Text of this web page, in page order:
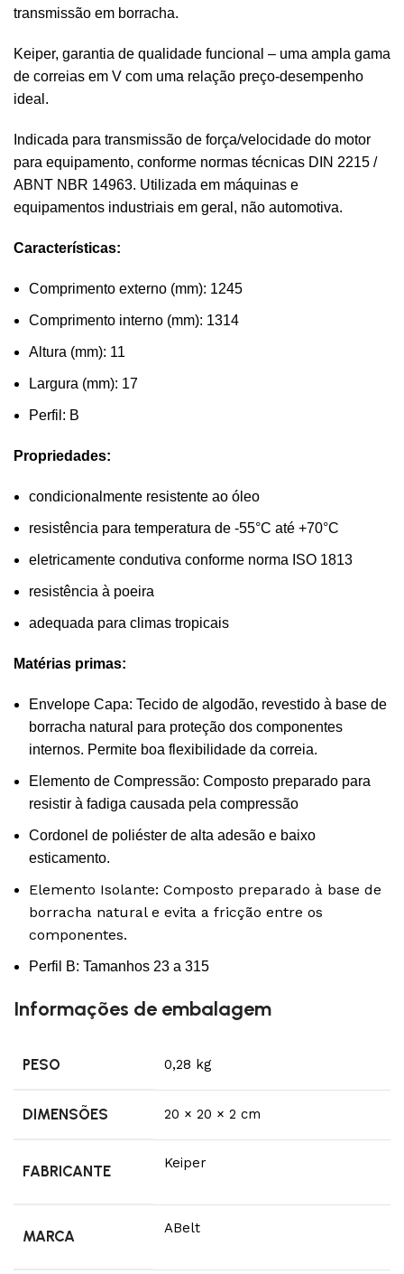
transmissão em borracha.
Keiper, garantia de qualidade funcional – uma ampla gama
de correias em V com uma relação preço-desempenho
ideal.
Indicada para transmissão de força/velocidade do motor
para equipamento, conforme normas técnicas DIN 2215 /
ABNT NBR 14963. Utilizada em máquinas e
equipamentos industriais em geral, não automotiva.
Características:
Comprimento externo (mm): 1245
Comprimento interno (mm): 1314
Altura (mm): 11
Largura (mm): 17
Perfil: B
Propriedades:
condicionalmente resistente ao óleo
resistência para temperatura de -55°C até +70°C
eletricamente condutiva conforme norma ISO 1813
resistência à poeira
adequada para climas tropicais
Matérias primas:
Envelope Capa: Tecido de algodão, revestido à base de
borracha natural para proteção dos componentes
internos. Permite boa flexibilidade da correia.
Elemento de Compressão: Composto preparado para
resistir à fadiga causada pela compressão
Cordonel de poliéster de alta adesão e baixo
esticamento.
Elemento Isolante: Composto preparado à base de
borracha natural e evita a fricção entre os
componentes.
Perfil B: Tamanhos 23 a 315
Informações de embalagem
PESO 0,28 kg
DIMENSÕES 20 × 20 × 2 cm
FABRICANTE Keiper
MARCA ABelt